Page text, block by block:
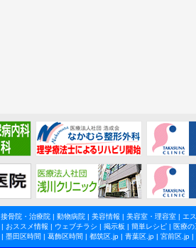
接骨院・治療院| 動物病院| 美容情報 | 美容室・理容室| エ
| おススメ情報 | ウェブチラシ | 掲示板 | 簡単レシピ| 医療
| 墨田区時間 | 葛飾区時間 | 都筑区.jp | 青葉区.jp | 宮前区.jp |